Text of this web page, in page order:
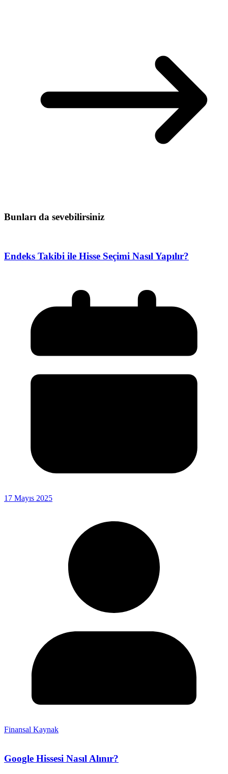
Bunları da sevebilirsiniz
Endeks Takibi ile Hisse Seçimi Nasıl Yapılır?
17 Mayıs 2025
Finansal Kaynak
Google Hissesi Nasıl Alınır?